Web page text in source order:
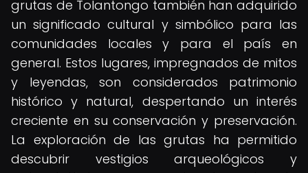
grutas de Tolantongo también han adquirido
un significado cultural y simbólico para las
comunidades locales y para el país en
general. Estos lugares, impregnados de mitos
y leyendas, son considerados patrimonio
histórico y natural, despertando un interés
creciente en su conservación y preservación.
La exploración de las grutas ha permitido
descubrir vestigios arqueológicos y